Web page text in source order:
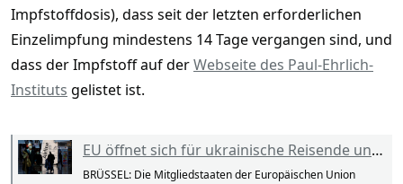
Impfstoffdosis), dass seit der letzten erforderlichen
Einzelimpfung mindestens 14 Tage vergangen sind, und
dass der Impfstoff auf derWebseite des Paul-Ehrlich-
Instituts gelistet ist.
EU öffnet sich für ukrainische Reisende und schränkt Reisen aus Thailand ein - ThailandTIP
BRÜSSEL: Die Mitgliedstaaten der Europäischen Union